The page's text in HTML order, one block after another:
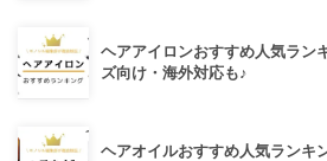
ヘアアイロンおすすめ人気ラン
ズ向け・海外対応も♪
ヘアオイルおすすめ人気ランキ